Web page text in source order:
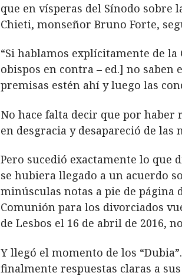
que en vísperas del Sínodo sobre
Chieti, monseñor Bruno Forte,
“Si hablamos explícitamente de
obispos en contra – ed.] no
premisas estén ahí y luego las
No hace falta decir que por haber
en desgracia y desapareció de las
Pero sucedió exactamente lo que
se hubiera llegado a un acuerdo
minúsculas notas a pie de página
Comunión para los divorciados
de Lesbos el 16 de abril de 2016,
Y llegó el momento de los
finalmente respuestas claras a